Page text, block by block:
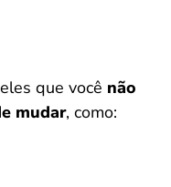
que você não
mudar, como: